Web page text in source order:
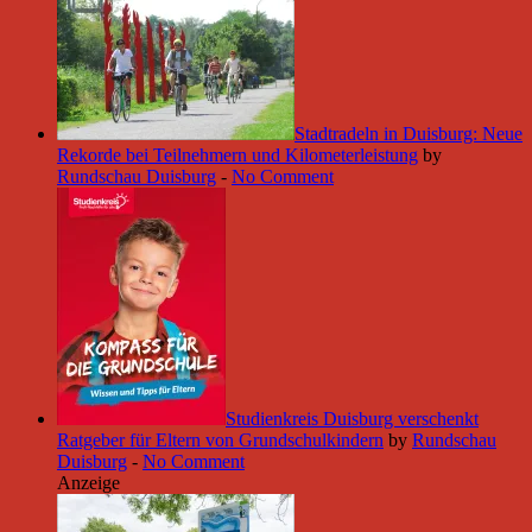
Stadtradeln in Duisburg: Neue
Rekorde bei Teilnehmern und Kilometerleistung by
Rundschau Duisburg - No Comment
Studienkreis Duisburg verschenkt
Ratgeber für Eltern von Grundschulkindern by Rundschau
Duisburg - No Comment
Anzeige